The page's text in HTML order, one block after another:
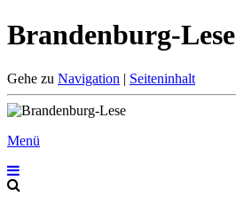
Brandenburg-Lese
Gehe zu Navigation | Seiteninhalt
Menü